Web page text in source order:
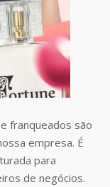
franqueados são
empresa. É
para
de negócios.